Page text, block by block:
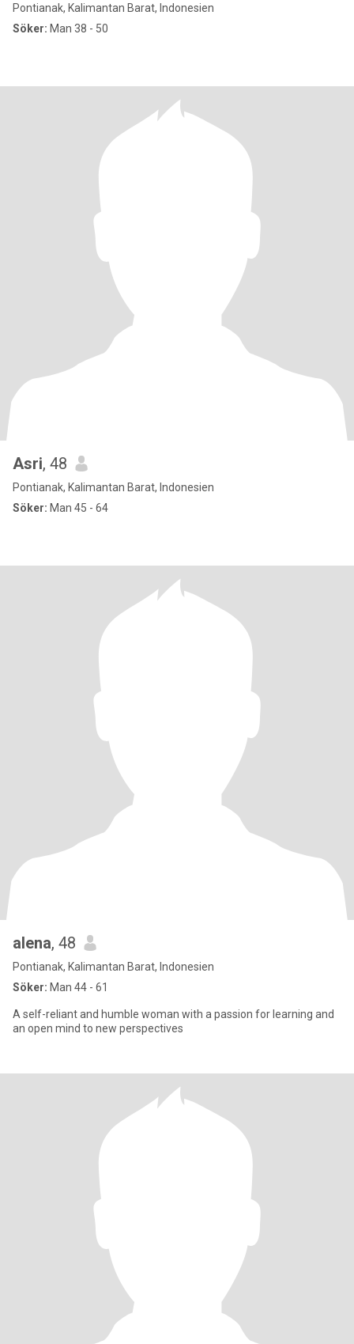
Pontianak, Kalimantan Barat, Indonesien
Söker: Man 38 - 50
Asri, 48
Pontianak, Kalimantan Barat, Indonesien
Söker: Man 45 - 64
alena, 48
Pontianak, Kalimantan Barat, Indonesien
Söker: Man 44 - 61
A self-reliant and humble woman with a passion for learning and
an open mind to new perspectives